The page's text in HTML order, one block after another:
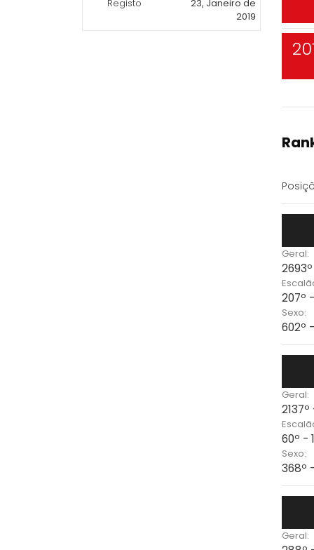
Registo
23, Janeiro de
2019
Geral:
207º
Sexo:
602º
Geral:
60º -
Sexo:
368º
Geral: